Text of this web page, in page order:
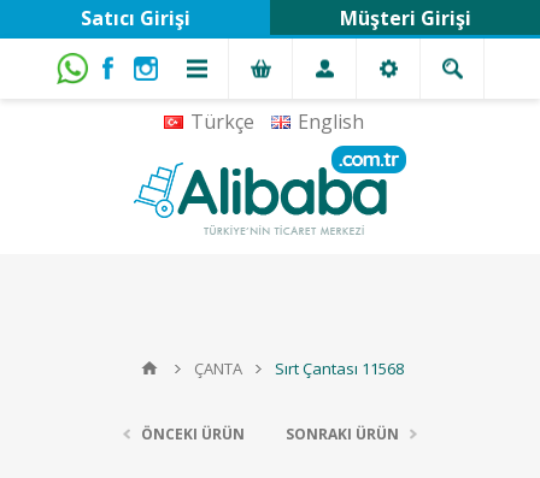
Türkçe English
Satıcı Girişi Müşteri Girişi
ÇANTA Sırt Çantası 11568
ÖNCEKI ÜRÜN SONRAKI ÜRÜN